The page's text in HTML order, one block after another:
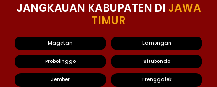
JANGKAUAN KABUPATEN DI JAWA
TIMUR
Magetan Lamongan
Probolinggo Situbondo
Jember Trenggalek